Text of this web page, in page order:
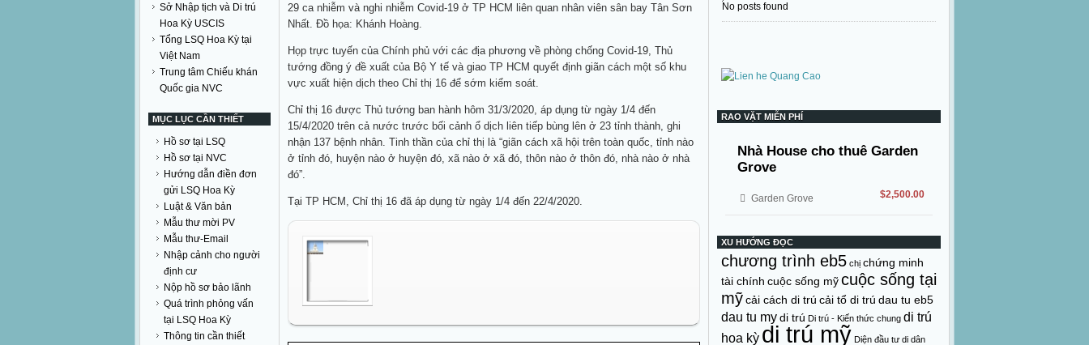
Sở Nhập tịch và Di trú
Hoa Kỳ USCIS
Tổng LSQ Hoa Kỳ tại
Việt Nam
Trung tâm Chiếu khán
Quốc gia NVC
MỤC LỤC CẦN THIẾT
Hồ sơ tại LSQ
Hồ sơ tại NVC
Hướng dẫn điền đơn
gửi LSQ Hoa Kỳ
Luật & Văn bản
Mẫu thư mời PV
Mẫu thư-Email
Nhập cảnh cho người
định cư
Nộp hồ sơ bảo lãnh
Quá trình phỏng vấn
tại LSQ Hoa Kỳ
Thông tin cần thiết
29 ca nhiễm và nghi nhiễm Covid-19 ở TP HCM liên quan nhân viên sân bay Tân Sơn
Nhất. Đồ họa: Khánh Hoàng.
Họp trực tuyến của Chính phủ với các địa phương về phòng chống Covid-19, Thủ
tướng đồng ý đề xuất của Bộ Y tế và giao TP HCM quyết định giãn cách một số khu
vực xuất hiện dịch theo Chỉ thị 16 để sớm kiểm soát.
Chỉ thị 16 được Thủ tướng ban hành hôm 31/3/2020, áp dụng từ ngày 1/4 đến
15/4/2020 trên cả nước trước bối cảnh ổ dịch liên tiếp bùng lên ở 23 tỉnh thành, ghi
nhận 137 bệnh nhân. Tinh thần của chỉ thị là “giãn cách xã hội trên toàn quốc, tỉnh nào
ở tỉnh đó, huyện nào ở huyện đó, xã nào ở xã đó, thôn nào ở thôn đó, nhà nào ở nhà
đó”.
Tại TP HCM, Chỉ thị 16 đã áp dụng từ ngày 1/4 đến 22/4/2020.
No posts found
RAO VẶT MIỄN PHÍ
Nhà House cho thuê Garden
Grove
Garden Grove $2,500.00
XU HƯỚNG ĐỌC
chương trình eb5 chị chứng minh
tài chính cuộc sống mỹcuộc sống tại
mỹcải cách di trú cải tổ di trú dau tu eb5
dau tu mydi trú Di trú - Kiến thức chung di trú
hoa kỳ di trú mỹ Diện đầu tư di dân